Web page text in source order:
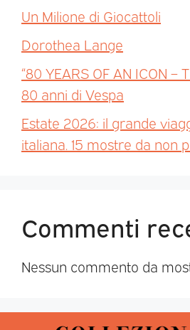
Un Milione di Giocattoli
Dorothea Lange
“80 YEARS OF AN ICON –
80 anni di Vespa
Estate 2026: il grande
italiana. 15 mostre da non
Commenti
Nessun commento da